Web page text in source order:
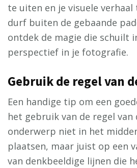
te uiten en je visuele verhaal
durf buiten de gebaande
ontdek de magie die schuilt
perspectief in je fotografie.
Gebruik de regel van
Een handige tip om een
het gebruik van de regel van
onderwerp niet in het
plaatsen, maar juist op een
van denkbeeldige lijnen die